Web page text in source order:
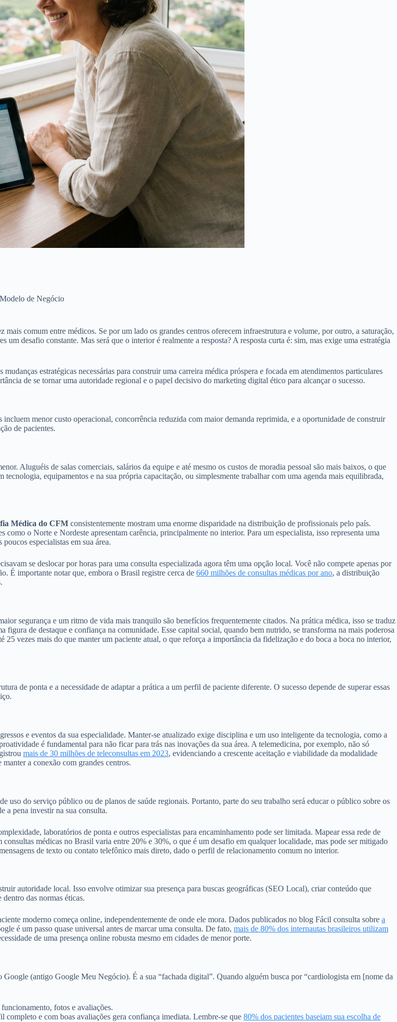
Modelo de Negócio
comum entre médicos. Se por um lado os grandes centros oferecem infraestrutura e volume, por outro, a saturação,
desafio constante. Mas será que o interior é realmente a resposta? A resposta curta é: sim, mas exige uma estratégia
estratégicas necessárias para construir uma carreira médica próspera e focada em atendimentos particulares
de se tornar uma autoridade regional e o papel decisivo do marketing digital ético para alcançar o sucesso.
menor custo operacional, concorrência reduzida com maior demanda reprimida, e a oportunidade de construir
de pacientes.
Aluguéis de salas comerciais, salários da equipe e até mesmo os custos de moradia pessoal são mais baixos, o que
equipamentos e na sua própria capacitação, ou simplesmente trabalhar com uma agenda mais equilibrada,
Médica do CFM consistentemente mostram uma enorme disparidade na distribuição de profissionais pelo país.
o Norte e Nordeste apresentam carência, principalmente no interior. Para um especialista, isso representa uma
especialistas em sua área.
se deslocar por horas para uma consulta especializada agora têm uma opção local. Você não compete apenas por
É importante notar que, embora o Brasil registre cerca de 660 milhões de consultas médicas por ano, a distribuição
segurança e um ritmo de vida mais tranquilo são benefícios frequentemente citados. Na prática médica, isso se traduz
de destaque e confiança na comunidade. Esse capital social, quando bem nutrido, se transforma na mais poderosa
vezes mais do que manter um paciente atual, o que reforça a importância da fidelização e do boca a boca no interior,
de ponta e a necessidade de adaptar a prática a um perfil de paciente diferente. O sucesso depende de superar essas
e eventos da sua especialidade. Manter-se atualizado exige disciplina e um uso inteligente da tecnologia, como a
é fundamental para não ficar para trás nas inovações da sua área. A telemedicina, por exemplo, não só
mais de 30 milhões de teleconsultas em 2023, evidenciando a crescente aceitação e viabilidade da modalidade
a conexão com grandes centros.
do serviço público ou de planos de saúde regionais. Portanto, parte do seu trabalho será educar o público sobre os
a pena investir na sua consulta.
laboratórios de ponta e outros especialistas para encaminhamento pode ser limitada. Mapear essa rede de
médicas no Brasil varia entre 20% e 30%, o que é um desafio em qualquer localidade, mas pode ser mitigado
de texto ou contato telefônico mais direto, dado o perfil de relacionamento comum no interior.
autoridade local. Isso envolve otimizar sua presença para buscas geográficas (SEO Local), criar conteúdo que
das normas éticas.
moderno começa online, independentemente de onde ele mora. Dados publicados no blog Fácil consulta sobre a
é um passo quase universal antes de marcar uma consulta. De fato, mais de 80% dos internautas brasileiros utilizam
de uma presença online robusta mesmo em cidades de menor porte.
(antigo Google Meu Negócio). É a sua “fachada digital”. Quando alguém busca por “cardiologista em [nome da
fotos e avaliações.
e com boas avaliações gera confiança imediata. Lembre-se que 80% dos pacientes baseiam sua escolha de